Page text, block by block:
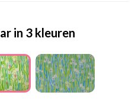
in 3 kleuren